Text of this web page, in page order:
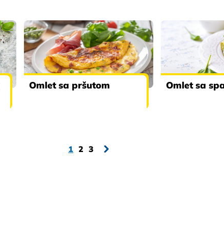
Omlet sa pršutom Omlet sa
1 2 3